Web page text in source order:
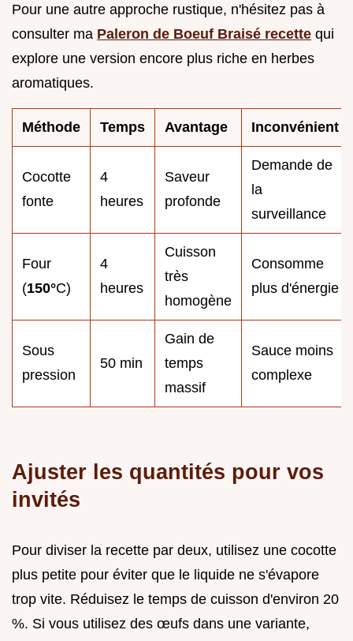
Pour une autre approche rustique, n'hésitez pas à
consulter ma Paleron de Boeuf Braisé recette qui
explore une version encore plus riche en herbes
aromatiques.
Méthode Temps Avantage Inconvénient
Cocotte
fonte
4
heures
Saveur
profonde
Demande de
la
surveillance
Four
(150°C)
4
heures
Cuisson
très
homogène
Consomme
plus d'énergie
Sous
pression
50 min
Gain de
temps
massif
Sauce moins
complexe
Ajuster les quantités pour vos
invités
Pour diviser la recette par deux, utilisez une cocotte
plus petite pour éviter que le liquide ne s'évapore
trop vite. Réduisez le temps de cuisson d'environ 20
%. Si vous utilisez des œufs dans une variante,